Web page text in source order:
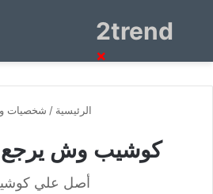
2trendبحث
الرئيسية / شخصيات
كوشيب وش يرجع
أصل علي
×